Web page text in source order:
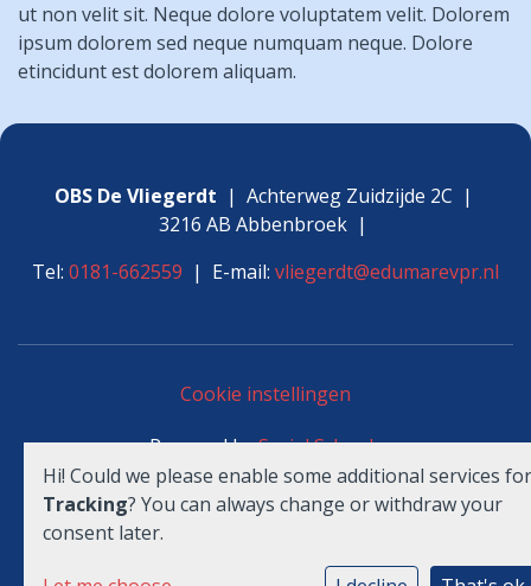
ut non velit sit. Neque dolore voluptatem velit. Dolorem
ipsum dolorem sed neque numquam neque. Dolore
etincidunt est dolorem aliquam.
OBS De Vliegerdt | Achterweg Zuidzijde 2C |
3216 AB Abbenbroek |
Tel: 0181-662559 | E-mail: vliegerdt@edumarevpr.nl
Cookie instellingen
Powered bySocial Schools
Hi! Could we please enable some additional services for
Tracking? You can always change or withdraw your
consent later.